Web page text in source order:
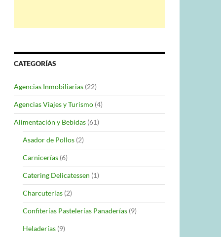
CATEGORÍAS
Agencias Inmobiliarias (22)
Agencias Viajes y Turismo (4)
Alimentación y Bebidas (61)
Asador de Pollos (2)
Carnicerías (6)
Catering Delicatessen (1)
Charcuterías (2)
Confiterías Pastelerías Panaderías (9)
Heladerías (9)